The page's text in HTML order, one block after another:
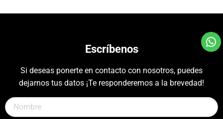
Escríbenos
Si deseas ponerte en contacto con nosotros, puedes
dejarnos tus datos ¡Te responderemos a la brevedad!